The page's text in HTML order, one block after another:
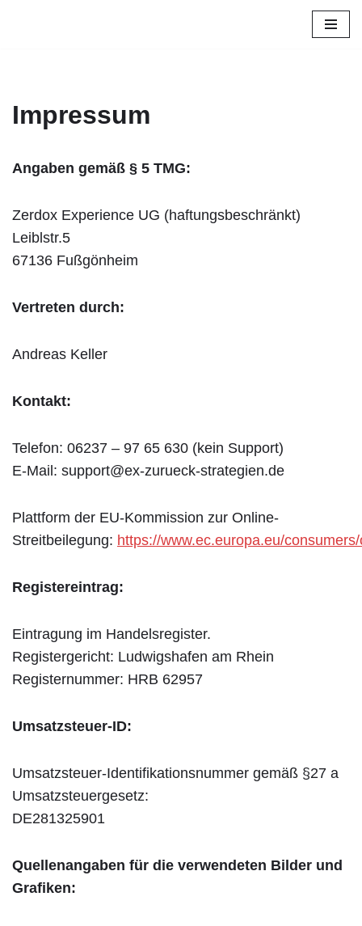
Impressum
Angaben gemäß § 5 TMG:
Zerdox Experience UG (haftungsbeschränkt)
Leiblstr.5
67136 Fußgönheim
Vertreten durch:
Andreas Keller
Kontakt:
Telefon: 06237 – 97 65 630 (kein Support)
E-Mail: support@ex-zurueck-strategien.de
Plattform der EU-Kommission zur Online-
Streitbeilegung: https://www.ec.europa.eu/
Registereintrag:
Eintragung im Handelsregister.
Registergericht: Ludwigshafen am Rhein
Registernummer: HRB 62957
Umsatzsteuer-ID:
Umsatzsteuer-Identifikationsnummer gemäß §27 a
Umsatzsteuergesetz:
DE281325901
Quellenangaben für die verwendeten Bilder und
Grafiken: